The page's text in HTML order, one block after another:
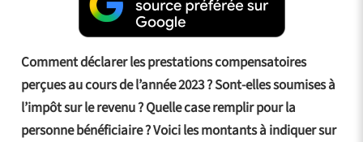
Comment déclarer les prestations compensatoires
perçues au cours de l’année 2023 ? Sont-elles soumises à
l’impôt sur le revenu ? Quelle case remplir pour la
personne bénéficiaire ? Voici les montants à indiquer sur